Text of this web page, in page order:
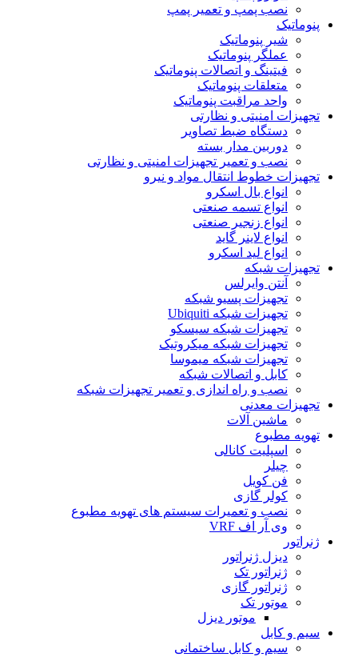
نصب پمپ و تعمیر پمپ
پنوماتیک
شیر پنوماتیک
عملگر پنوماتیک
فیتینگ و اتصالات پنوماتیک
متعلقات پنوماتیک
واحد مراقبت پنوماتیک
تجهیزات امنیتی و نظارتی
دستگاه ضبط تصاویر
دوربین مدار بسته
نصب و تعمیر تجهیزات امنیتی و نظارتی
تجهیزات خطوط انتقال مواد و نیرو
انواع بال اسکرو
انواع تسمه صنعتی
انواع زنجیر صنعتی
انواع لاینر گاید
انواع لید اسکرو
تجهیزات شبکه
آنتن وایرلس
تجهیزات پسیو شبکه
تجهیزات شبکه Ubiquiti
تجهیزات شبکه سیسکو
تجهیزات شبکه میکروتیک
تجهیزات شبکه میموسا
کابل و اتصالات شبکه
نصب و راه اندازی و تعمیر تجهیزات شبکه
تجهیزات معدنی
ماشین آلات
تهویه مطبوع
اسپلیت کانالی
چیلر
فن کویل
کولر گازی
نصب و تعمیرات سیستم های تهویه مطبوع
وی آر اف VRF
ژنراتور
دیزل ژنراتور
ژنراتور تک
ژنراتور گازی
موتور تک
موتور دیزل
سیم و کابل
سیم و کابل ساختمانی